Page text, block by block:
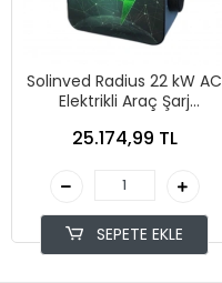
Solinved Radius 22 kW AC
Elektrikli Araç Şarj
25.174,99 TL
SEPETE EKLE